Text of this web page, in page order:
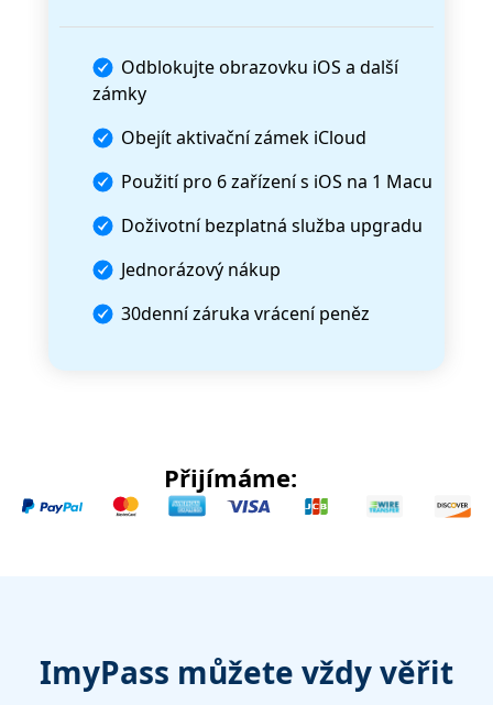
Odblokujte obrazovku iOS a další
zámky
Obejít aktivační zámek iCloud
Použití pro 6 zařízení s iOS na 1 Macu
Doživotní bezplatná služba upgradu
Jednorázový nákup
30denní záruka vrácení peněz
Přijímáme:
ImyPass můžete vždy věřit